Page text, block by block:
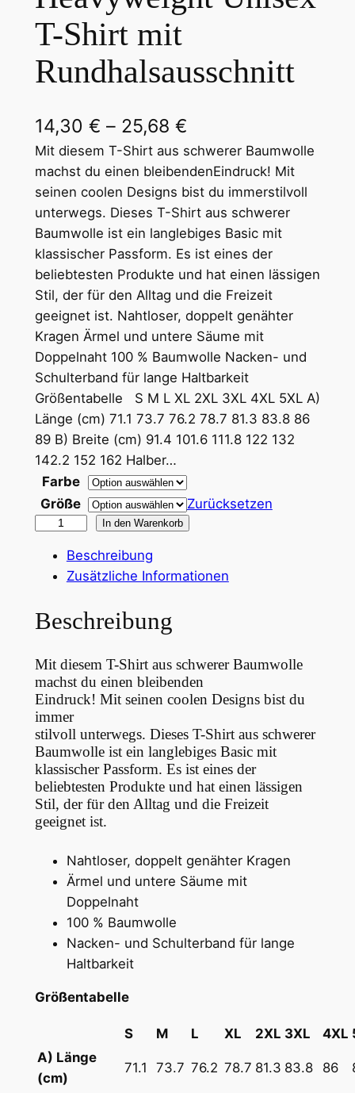
T-Shirt mit
Rundhalsausschnitt
14,30 € – 25,68 €P
r
e
i
s
s
p
a
n
n
e
:
4
,
0
i
s
2
5
,
Mit diesem T-Shirt aus schwerer Baumwolle
machst du einen bleibendenEindruck! Mit
seinen coolen Designs bist du immerstilvoll
unterwegs. Dieses T-Shirt aus schwerer
Baumwolle ist ein langlebiges Basic mit
klassischer Passform. Es ist eines der
beliebtesten Produkte und hat einen lässigen
Stil, der für den Alltag und die Freizeit
geeignet ist. Nahtloser, doppelt genähter
Kragen Ärmel und untere Säume mit
Doppelnaht 100 % Baumwolle Nacken- und
Schulterband für lange Haltbarkeit
Größentabelle S M L XL 2XL 3XL 4XL 5XL A)
Länge (cm) 71.1 73.7 76.2 78.7 81.3 83.8 86
89 B) Breite (cm) 91.4 101.6 111.8 122 132
142.2 152 162 Halber…
Farbe
Größe
Zurücksetzen
e
H
e
a
v
y
w
e
i
g
x
S
h
In den Warenkorb
Beschreibung
Zusätzliche Informationen
Beschreibung
Mit diesem T-Shirt aus schwerer Baumwolle
machst du einen bleibenden
Eindruck! Mit seinen coolen Designs bist du
immer
stilvoll unterwegs. Dieses T-Shirt aus schwerer
Baumwolle ist ein langlebiges Basic mit
klassischer Passform. Es ist eines der
beliebtesten Produkte und hat einen lässigen
Stil, der für den Alltag und die Freizeit
geeignet ist.
Nahtloser, doppelt genähter Kragen
Ärmel und untere Säume mit
Doppelnaht
100 % Baumwolle
Nacken- und Schulterband für lange
Haltbarkeit
Größentabelle
S M L XL 2XL 3XL 4XL
A) Länge
(cm)
71.1 73.7 76.2 78.7 81.3 83.8 86